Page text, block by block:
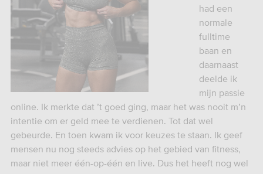
had een
normale
fulltime
baan en
daarnaast
deelde ik
mijn passie
online. Ik merkte dat ’t goed ging, maar het was nooit m’n
intentie om er geld mee te verdienen. Tot dat wel
gebeurde. En toen kwam ik voor keuzes te staan. Ik geef
mensen nu nog steeds advies op het gebied van fitness,
maar niet meer één-op-één en live. Dus het heeft nog wel